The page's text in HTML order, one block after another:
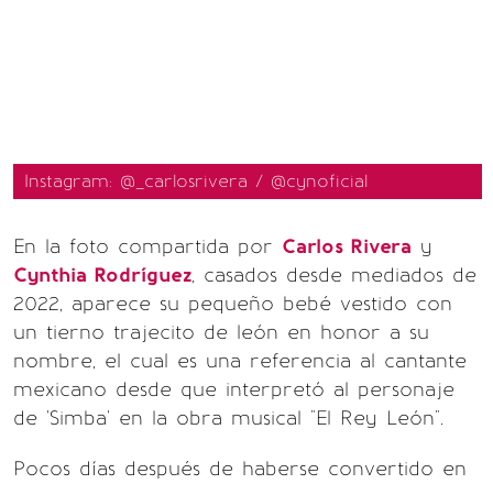
Instagram: @_carlosrivera / @cynoficial
En la foto compartida por Carlos Rivera y
Cynthia Rodríguez, casados desde mediados de
2022, aparece su pequeño bebé vestido con
un tierno trajecito de león en honor a su
nombre, el cual es una referencia al cantante
mexicano desde que interpretó al personaje
de 'Simba' en la obra musical "El Rey León".
Pocos días después de haberse convertido en